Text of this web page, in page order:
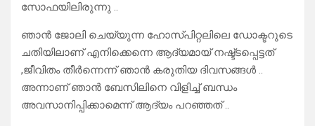
സോഫയിലിരുന്നു ..
ഞാൻ ജോലി ചെയ്യുന്ന ഹോസ്പിറ്റലിലെ ഡോക്ടറുടെ
ചതിയിലാണ് എനിക്കെന്നെ ആദ്യമായ് നഷ്ട്ടപ്പെട്ടത്
,ജീവിതം തീർന്നെന്ന് ഞാൻ കരുതിയ ദിവസങ്ങൾ ..
അന്നാണ് ഞാൻ ബേസിലിനെ വിളിച്ച് ബന്ധം
അവസാനിപ്പിക്കാമെന്ന് ആദ്യം പറഞ്ഞത് ..